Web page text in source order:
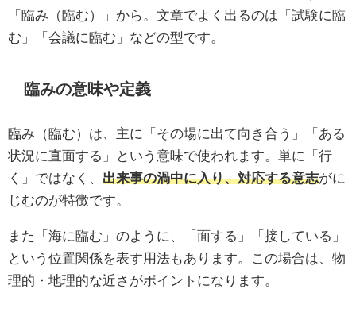
「臨み（臨む）」から。文章でよく出るのは「試験に臨
む」「会議に臨む」などの型です。
臨みの意味や定義
臨み（臨む）は、主に「その場に出て向き合う」「ある
状況に直面する」という意味で使われます。単に「行
く」ではなく、 出来事の渦中に入り、対応する意志がに
じむのが特徴です。
また「海に臨む」のように、「面する」「接している」
という位置関係を表す用法もあります。この場合は、物
理的・地理的な近さがポイントになります。